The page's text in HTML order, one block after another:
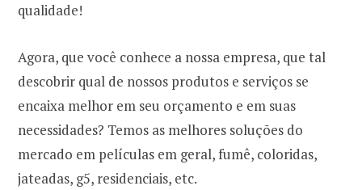
qualidade!
Agora, que você conhece a nossa empresa, que tal
descobrir qual de nossos produtos e serviços se
encaixa melhor em seu orçamento e em suas
necessidades? Temos as melhores soluções do
mercado em películas em geral, fumê, coloridas,
jateadas, g5, residenciais, etc.